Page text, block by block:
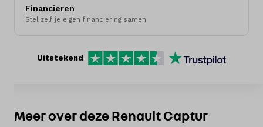
Over ons
Kennis & advies
Financieren
Stel zelf je eigen financiering samen
Uitstekend
Meer over deze Renault Captur